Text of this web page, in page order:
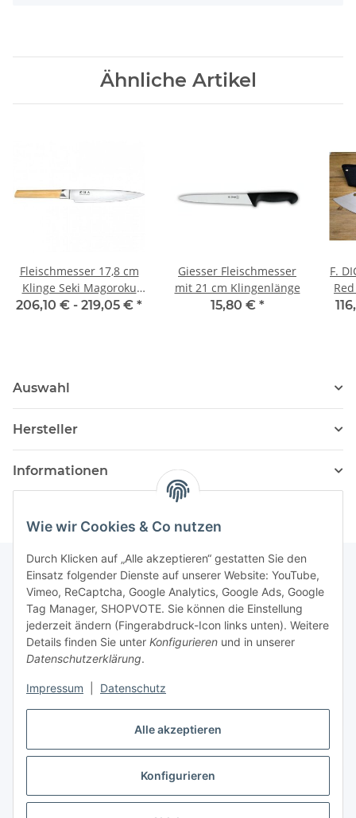
Alle akzeptieren
Konfigurieren
Wie wir Cookies & Co nutzen
Durch Klicken auf „Alle akzeptieren“ gestatten Sie den
Einsatz folgender Dienste auf unserer Website: YouTube,
Vimeo, ReCaptcha, Google Analytics, Google Ads, Google
Tag Manager, SHOPVOTE. Sie können die Einstellung
jederzeit ändern (Fingerabdruck-Icon links unten). Weitere
Details finden Sie unter Konfigurieren und in unserer
Datenschutzerklärung.
Impressum Datenschutz
Ähnliche Artikel
Fleischmesser 17,8 cm
Klinge Seki Magoroku
Composite von Kai
206,10 € - 219,05 € *
Giesser Fleischmesser
mit 21 cm Klingenlänge
15,80 € *
F.
Auswahl
Hersteller
Informationen
Newsletter Abonnieren
Bitte senden Sie mir entsprechend Ihrer
Datenschutzerklärungregelmäßig und jederzeit widerruflich
Informationen zu Ihrem Produktsortiment per E-Mail zu.
Abonnieren
Newsletter Abonnieren
Vertrag widerrufen
* Alle Preise inkl. gesetzlicher USt., zzgl.